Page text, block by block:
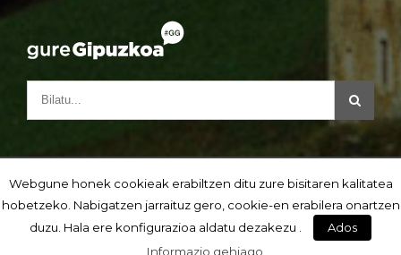
Webgune honek cookieak erabiltzen ditu zure bisitaren kalitatea
hobetzeko. Nabigatzen jarraituz gero, cookie-en erabilera onartzen
duzu. Hala ere konfigurazioa aldatu dezakezu .
Ados
Informazio gehiago